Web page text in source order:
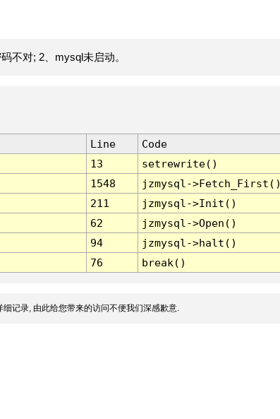
不对; 2、mysql未启动。
Line
Code
13
setrewrite()
1548
jzmysql-
211
jzmysql->Init()
62
jzmysql->Open()
94
jzmysql->halt()
76 break()
记录, 由此给您带来的访问不便我们深感歉意.